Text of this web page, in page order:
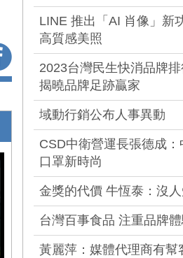
LINE 推出「AI 肖像」新
高質感美照
2023台灣民生快消品牌
揭曉品牌足跡贏家
域動行銷公布人事異動
CSD中衛營運長張德成
口罩新時尚
金獎的代價 牛恆泰：沒人
台灣百事食品 注重品牌
黃麗萍：媒體代理商有幫